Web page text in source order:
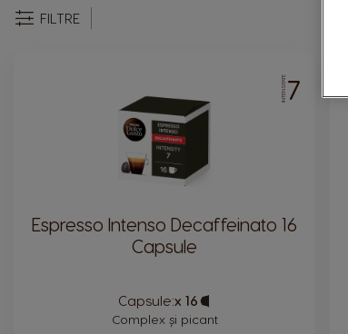
FILTRE
INTENSITATE7
Espresso Intenso Decaffeinato 16
Capsule
Capsule:x 16
Icon
Complex și picant